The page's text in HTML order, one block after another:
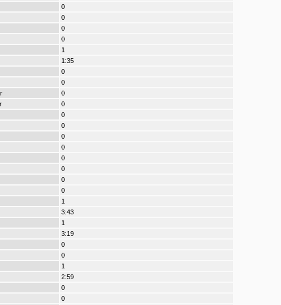
0
0
0
0
1
1:35
0
0
0
0
0
0
0
0
0
0
0
0
1
3:43
1
3:19
0
0
1
2:59
0
0